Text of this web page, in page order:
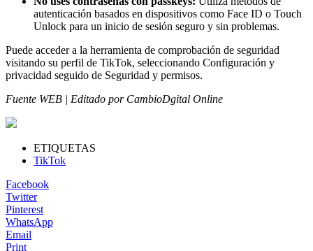
autenticación basados en dispositivos como Face ID o Touch
Unlock para un inicio de sesión seguro y sin problemas.
Puede acceder a la herramienta de comprobación de seguridad
visitando su perfil de TikTok, seleccionando Configuración y
privacidad seguido de Seguridad y permisos.
Fuente WEB | Editado por CambioDgital Online
ETIQUETAS
TikTok
Facebook
Twitter
Pinterest
WhatsApp
Email
Print